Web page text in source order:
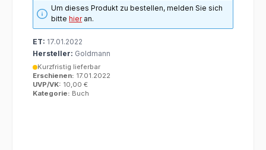
Um dieses Produkt zu bestellen, melden Sie sich
bittehieran.
ET: 17.01.2022
Hersteller: Goldmann
Kurzfristig lieferbar
Erschienen: 17.01.2022
UVP/VK: 10,00 €
Kategorie: Buch